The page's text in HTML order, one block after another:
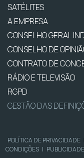
SATÉLITES
A EMPRESA
CONSELHO GERAL
CONSELHO DE
CONTRATO DE
RÁDIO E TELEVISÃO
RGPD
GESTÃO DAS
POLÍTICA DE PRIVACIDADE
CONDIÇÕES | PUBLICIDADE